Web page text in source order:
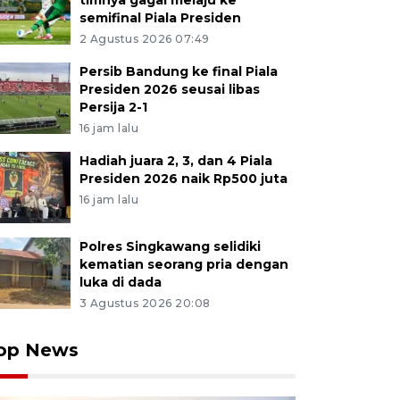
semifinal Piala Presiden
2 Agustus 2026 07:49
Persib Bandung ke final Piala
Presiden 2026 seusai libas
Persija 2-1
16 jam lalu
Hadiah juara 2, 3, dan 4 Piala
Presiden 2026 naik Rp500 juta
16 jam lalu
Polres Singkawang selidiki
kematian seorang pria dengan
luka di dada
3 Agustus 2026 20:08
News